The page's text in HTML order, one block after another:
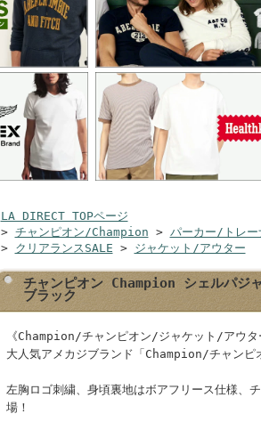
LA DIRECT TOPページ
> チャンピオン/Champion > パーカー/トレー
> クリアランスSALE > ジャケット/アウター
チャンピオン Champion シェルパジ
ブラック
《Champion/チャンピオン/ジャケット/アウタ
大人気アメカジブランド「Champion/チャンピ
左胸ロゴ刺繍、身頃裏地はボアフリース仕様、
場！